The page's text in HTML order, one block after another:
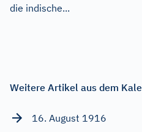
die indische...
Weitere Artikel aus dem
16. August 1916